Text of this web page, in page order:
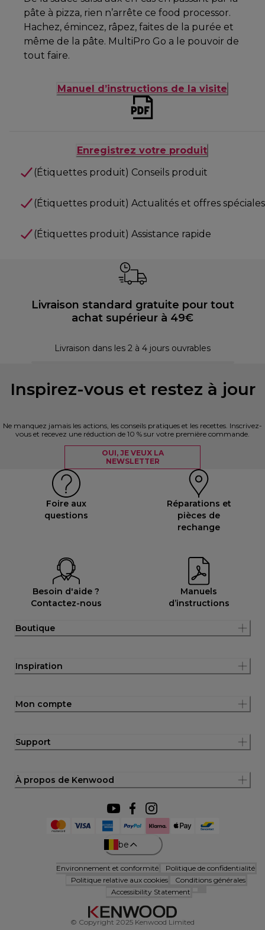
pâte à pizza, rien n’arrête ce food processor.
Hachez, émincez, râpez, faites de la purée et
même de la pâte. MultiPro Go a le pouvoir de
tout faire.
Manuel d’instructions de la visite
Enregistrez votre produit
(Étiquettes produit) Conseils produit
(Étiquettes produit) Actualités et offres spéciales
(Étiquettes produit) Assistance rapide
Livraison standard gratuite pour tout
achat supérieur à 49€
Livraison dans les 2 à 4 jours ouvrables
Inspirez-vous et restez à jour
Ne manquez jamais les actions, les conseils pratiques et les recettes. Inscrivez-
vous et recevez une réduction de 10 % sur votre première commande.
OUI, JE VEUX LA
NEWSLETTER
Foire aux
questions
Réparations et
pièces de
rechange
Besoin d'aide ?
Contactez-nous
Manuels
d’instructions
Boutique
Inspiration
Mon compte
Support
À propos de Kenwood
be
Environnement et conformité
Politique de confidentialité
Politique relative aux cookies
Conditions générales
Accessibility Statement
© Copyright 2025 Kenwood Limited